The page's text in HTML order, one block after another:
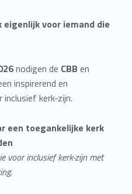
voor iemand die
nodigen de CBB en
inspirerend en
kerk-zijn.
een toegankelijke kerk
voor inclusief kerk-zijn met